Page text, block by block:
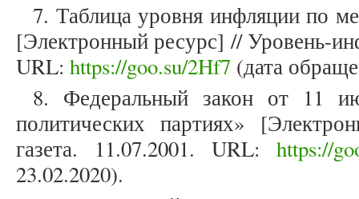
7. Таблица уровня инфляции по
[Электронный ресурс] // Уровень-
URL: https://goo.su/2Hf7 (дата
8. Федеральный закон от
политических партиях»
газета. 11.07.2001. URL: https://
23.02.2020).